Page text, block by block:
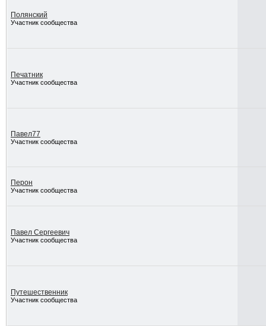
Полянский
Участник сообщества
Печатник
Участник сообщества
Павел77
Участник сообщества
Перон
Участник сообщества
Павел Сергеевич
Участник сообщества
Путешественник
Участник сообщества